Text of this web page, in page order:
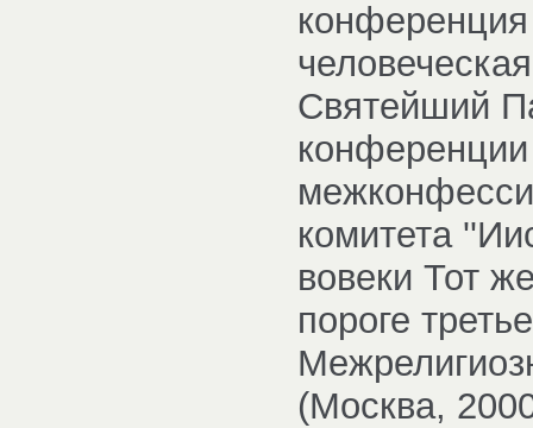
Святейший
конференции
комитета
вовеки Тот
пороге
(Москва,